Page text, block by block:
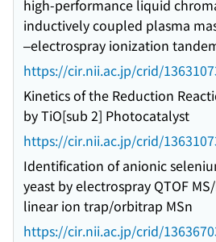
high-performance liquid
inductively coupled plasma
–electrospray ionization
https://cir.nii.ac.jp/crid/
Kinetics of the Reduction
by TiO[sub 2] Photocatalyst
https://cir.nii.ac.jp/crid/
Identification of anionic
yeast by electrospray QTOF
linear ion trap/orbitrap MSn
https://cir.nii.ac.jp/crid/